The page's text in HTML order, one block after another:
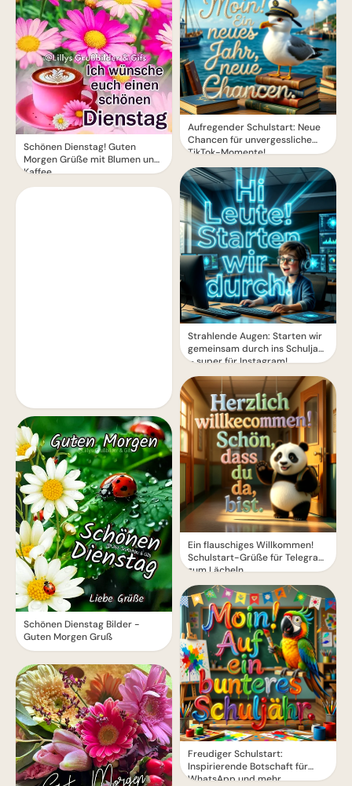
Schönen Dienstag! Guten
Morgen Grüße mit Blumen und
Kaffee
Schönen Dienstag Bilder -
Guten Morgen Gruß
Aufregender Schulstart: Neue
Chancen für unvergessliche
TikTok-Momente!
Strahlende Augen: Starten wir
gemeinsam durch ins Schuljahr
– super für Instagram!
Ein flauschiges Willkommen!
Schulstart-Grüße für Telegram
zum Lächeln
Freudiger Schulstart:
Inspirierende Botschaft für
WhatsApp und mehr